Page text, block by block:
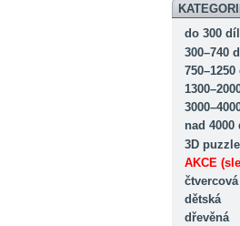
do 300
300–740
nad 4000
3D puzzle
AKCE
čtvercová
dětská
dřevěná